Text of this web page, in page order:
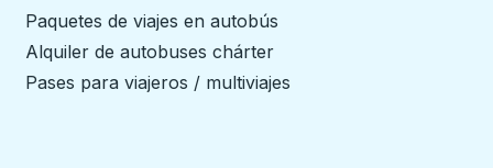
Paquetes de viajes en autobús
Alquiler de autobuses chárter
Pases para viajeros / multiviajes